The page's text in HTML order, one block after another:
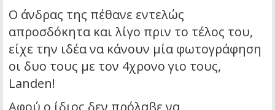
Ο άνδρας της πέθανε εντελώς
απροσδόκητα και λίγο πριν το τέλος του,
είχε την ιδέα να κάνουν μία φωτογράφηση
οι δυο τους με τον 4χρονο γιο τους,
Landen!
Αφού ο ίδιος δεν πρόλαβε να